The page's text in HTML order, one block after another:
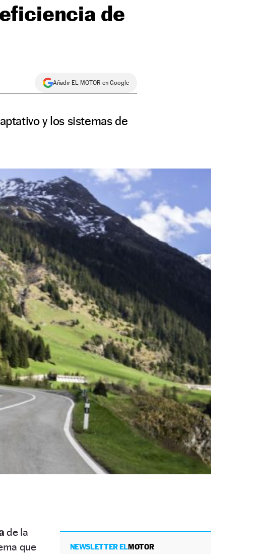
de
Añadir EL MOTOR en Google
y los sistemas de
de la
que
NEWSLETTER ELMOTOR